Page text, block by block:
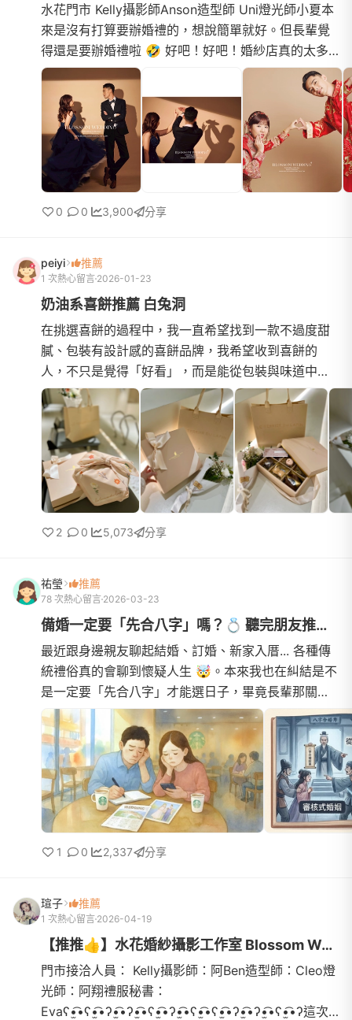
水花門市 Kelly攝影師Anson造型師 Uni燈光師小夏本
來是沒有打算要辦婚禮的，想說簡單就好。但長輩覺
得還是要辦婚禮啦 🤣 好吧！好吧！婚紗店真的太多
了，不好選 又怕踩雷 還有選擇障礙的我來說實在是太
難了！所以選擇...
0 0 3,900 分享
peiyi 推薦
1 次熱心留言 2026-01-23
奶油系喜餅推薦 白兔洞
在挑選喜餅的過程中，我一直希望找到一款不過度甜
膩、包裝有設計感的喜餅品牌，我希望收到喜餅的
人，不只是覺得「好看」，而是能從包裝與味道中，
感受到我們對這份心意的重視。對我來說，喜餅代表
的是一種分享幸福的...
2 0 5,073 分享
祐瑩 推薦
78 次熱心留言 2026-03-23
備婚一定要「先合八字」嗎？💍 聽完朋友推薦＋爬文後的真心心得：...
最近跟身邊親友聊起結婚、訂婚、新家入厝... 各種傳
統禮俗真的會聊到懷疑人生 🤯。本來我也在糾結是不
是一定要「先合八字」才能選日子，畢竟長輩那關很
難過，但又怕算出來不合很尷尬...後來聽一個剛辦完婚
禮的朋友推...
1 0 2,337 分享
瑄子 推薦
1 次熱心留言 2026-04-19
【推推👍】水花婚紗攝影工作室 Blossom Wedding
門市接洽人員： Kelly攝影師：阿Ben造型師：Cleo燈
光師：阿翔禮服秘書：
Evaʕ•̫͡•ʕ•̫͡•ʔ•̫͡•ʔ•̫͡•ʕ•̫͡•ʔ•̫͡•ʕ•̫͡•ʕ•̫͡•ʔ•̫͡•ʔ•̫͡•ʕ•̫͡•ʔ這次